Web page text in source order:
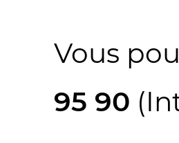
Vous
95 90